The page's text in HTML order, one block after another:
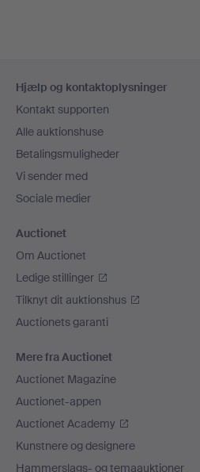
Hjælp og kontaktoplysninger
Kontakt supporten
Alle auktionshuse
Betalingsmuligheder
Vi sender med
Sociale medier
Auctionet
Om Auctionet
Ledige stillinger
Tilknyt dit auktionshus
Auctionets garanti
Mere fra Auctionet
Auctionet Magazine
Auctionet-appen
Auctionet Academy
Kunstnere og designere
Hammerslags- og temaauktioner